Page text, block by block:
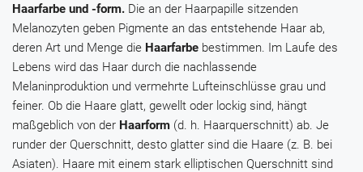
Haarfarbe und -form. Die an der Haarpapille sitzenden
Melanozyten geben Pigmente an das entstehende Haar ab,
deren Art und Menge die Haarfarbe bestimmen. Im Laufe des
Lebens wird das Haar durch die nachlassende
Melaninproduktion und vermehrte Lufteinschlüsse grau und
feiner. Ob die Haare glatt, gewellt oder lockig sind, hängt
maßgeblich von der Haarform (d. h. Haarquerschnitt) ab. Je
runder der Querschnitt, desto glatter sind die Haare (z. B. bei
Asiaten). Haare mit einem stark elliptischen Querschnitt sind